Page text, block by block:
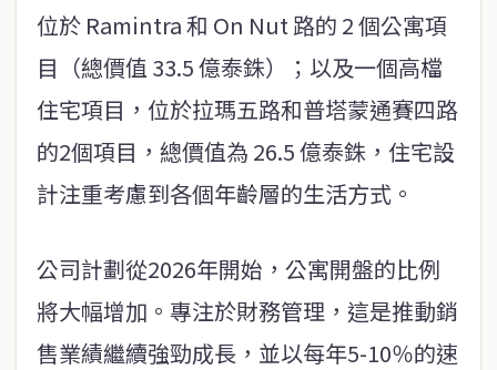
位於 Ramintra 和 On Nut 路的 2 個公寓項
目（總價值 33.5 億泰銖）；以及一個高檔
住宅項目，位於拉瑪五路和普塔蒙通賽四路
的2個項目，總價值為 26.5 億泰銖，住宅設
計注重考慮到各個年齡層的生活方式。
公司計劃從2026年開始，公寓開盤的比例
將大幅增加。專注於財務管理，這是推動銷
售業績繼續強勁成長，並以每年5-10％的速